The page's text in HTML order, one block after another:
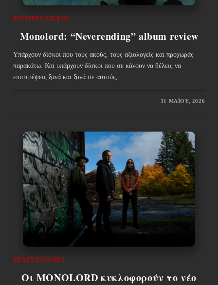
ΚΡΙΤΙΚΈΣ ΔΊΣΚΩΝ
Monolord: “Neverending” album review
Υπάρχουν δίσκοι που τους ακούς, τους αξιολογείς και προχωράς
παρακάτω. Και υπάρχουν δίσκοι που σε κάνουν να θέλεις να
επιστρέψεις ξανά και ξανά σε αυτούς,…
31 ΜΑΪ́ΟΥ, 2026
ΤΕΛΕΥΤΑΊΑ ΝΈΑ
Οι MONOLORD κυκλοφορούν το νέο